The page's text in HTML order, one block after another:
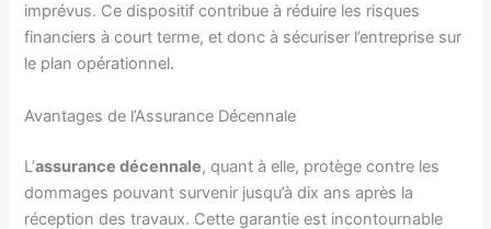
imprévus. Ce dispositif contribue à réduire les risques
financiers à court terme, et donc à sécuriser l’entreprise sur
le plan opérationnel.
Avantages de l’Assurance Décennale
L’assurance décennale, quant à elle, protège contre les
dommages pouvant survenir jusqu’à dix ans après la
réception des travaux. Cette garantie est incontournable